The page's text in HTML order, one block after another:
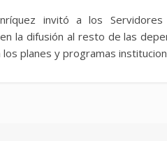
invitó a los
la difusión al resto de las
los planes y programas